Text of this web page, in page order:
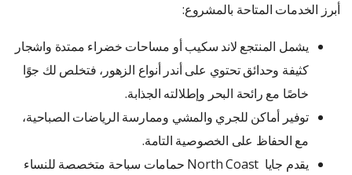
أبرز الخدمات المتاحة بالمشروع:
يشمل المنتجع لاند سكيب أو مساحات خضراء ممتدة واشجار
كثيفة وحدائق تحتوي على أندر أنواع الزهور، فتخلص لك جوًا
خاصًا مع رائحة البحر وإطلالته الجذابة.
توفير أماكن للجري والمشي وممارسة الرياضات الصباحية،
مع الحفاظ على الخصوصية التامة.
يقدم جايا North Coast حمامات سباحة متخصصة للنساء